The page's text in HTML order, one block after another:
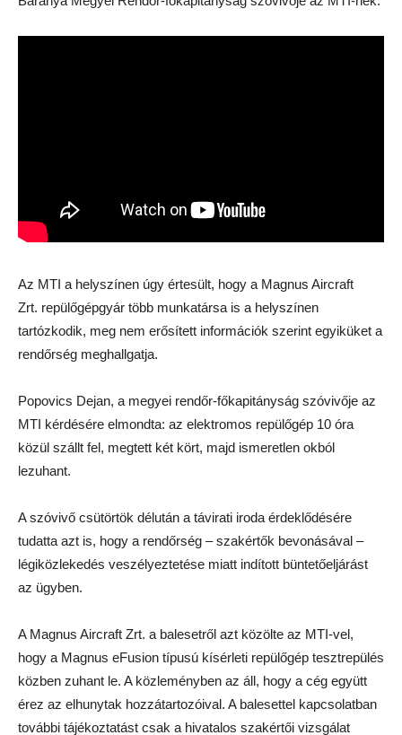
Az MTI a helyszínen úgy értesült, hogy a Magnus Aircraft
Zrt. repülőgépgyár több munkatársa is a helyszínen
tartózkodik, meg nem erősített információk szerint egyiküket a
rendőrség meghallgatja.
Popovics Dejan, a megyei rendőr-főkapitányság szóvivője az
MTI kérdésére elmondta: az elektromos repülőgép 10 óra
közül szállt fel, megtett két kört, majd ismeretlen okból
lezuhant.
A szóvivő csütörtök délután a távirati iroda érdeklődésére
tudatta azt is, hogy a rendőrség – szakértők bevonásával –
légiközlekedés veszélyeztetése miatt indított büntetőeljárást
az ügyben.
A Magnus Aircraft Zrt. a balesetről azt közölte az MTI-vel,
hogy a Magnus eFusion típusú kísérleti repülőgép tesztrepülés
közben zuhant le. A közleményben az áll, hogy a cég együtt
érez az elhunytak hozzátartozóival. A balesettel kapcsolatban
további tájékoztatást csak a hivatalos szakértői vizsgálat